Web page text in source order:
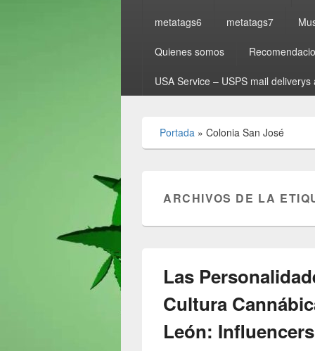
metatags6 metatags7
Quienes somos
USA Service – USPS mail
Portada » Colonia San José
ARCHIVOS DE LA
Las
Cultura
León: